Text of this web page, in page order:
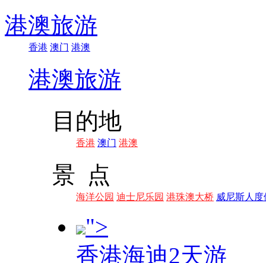
港澳旅游
香港 澳门 港澳
港澳旅游
目的地
香港 澳门 港澳
景 点
海洋公园 迪士尼乐园 港珠澳大桥 威尼斯人度
">
香港海迪2天游